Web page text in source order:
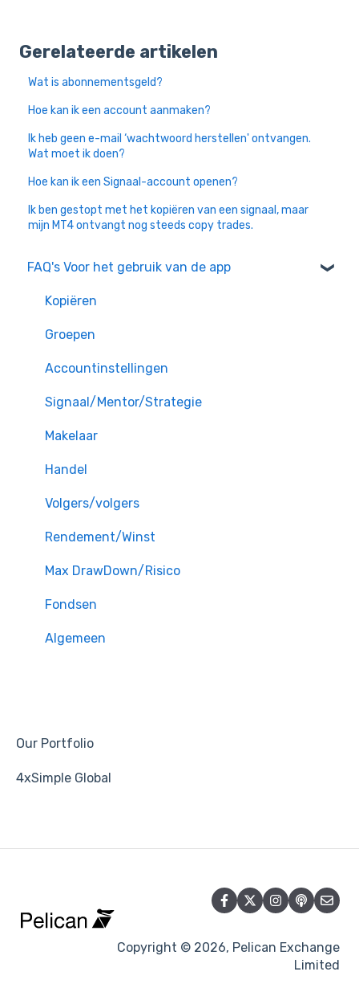
Gerelateerde artikelen
Wat is abonnementsgeld?
Hoe kan ik een account aanmaken?
Ik heb geen e-mail ‘wachtwoord herstellen' ontvangen.
Wat moet ik doen?
Hoe kan ik een Signaal-account openen?
Ik ben gestopt met het kopiëren van een signaal, maar
mijn MT4 ontvangt nog steeds copy trades.
FAQ's Voor het gebruik van de app
Kopiëren
Groepen
Accountinstellingen
Signaal/Mentor/Strategie
Makelaar
Handel
Volgers/volgers
Rendement/Winst
Max DrawDown/Risico
Fondsen
Algemeen
Our Portfolio
4xSimple Global
Copyright © 2026, Pelican Exchange
Limited